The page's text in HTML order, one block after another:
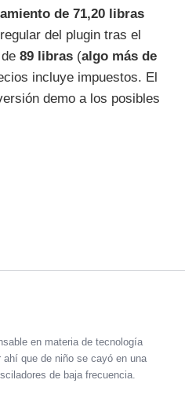
de 71,20 libras
del plugin tras el
89 libras (algo más de
incluye impuestos. El
demo a los posibles
en materia de tecnología
ahí que de niño se cayó en una
de baja frecuencia.